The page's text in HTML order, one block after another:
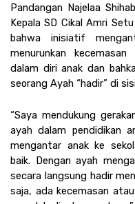
Pandangan Najelaa
Kepala SD Cikal Amri
bahwa inisiatif
menurunkan
dalam diri anak dan
seorang Ayah “hadir” di
“Saya mendukung
ayah dalam pendidikan
mengantar anak ke
baik. Dengan ayah
secara langsung hadir
saja, ada kecemasan